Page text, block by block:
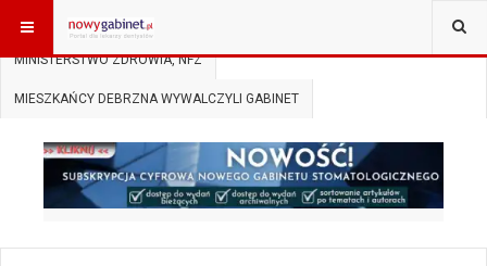
JESTEŚ TUTAJ: START
MINISTERSTWO ZDROWIA, NFZ
MIESZKAŃCY DEBRZNA WYWALCZYLI GABINET